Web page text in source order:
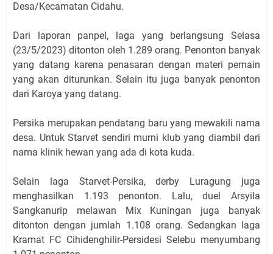
Desa/Kecamatan Cidahu.
Dari laporan panpel, laga yang berlangsung Selasa
(23/5/2023) ditonton oleh 1.289 orang. Penonton banyak
yang datang karena penasaran dengan materi pemain
yang akan diturunkan. Selain itu juga banyak penonton
dari Karoya yang datang.
Persika merupakan pendatang baru yang mewakili nama
desa. Untuk Starvet sendiri murni klub yang diambil dari
nama klinik hewan yang ada di kota kuda.
Selain laga Starvet-Persika, derby Luragung juga
menghasilkan 1.193 penonton. Lalu, duel Arsyila
Sangkanurip melawan Mix Kuningan juga banyak
ditonton dengan jumlah 1.108 orang. Sedangkan laga
Kramat FC Cihidenghilir-Persidesi Selebu menyumbang